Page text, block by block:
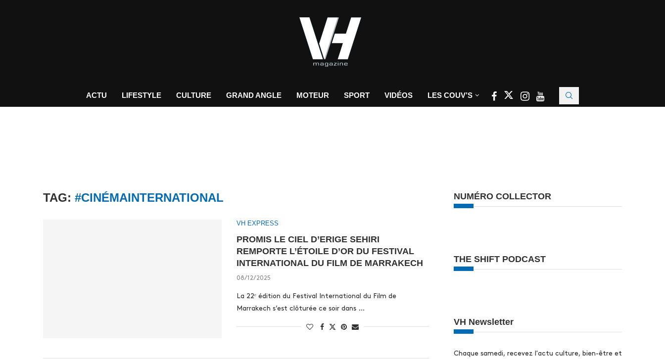
ACTU LIFESTYLE CULTURE GRAND ANGLE MOTEUR SPORT VIDÉOS LES COUV’S
TAG: #CINÉMAINTERNATIONAL
VH EXPRESS
PROMIS LE CIEL D’ERIGE SEHIRI
REMPORTE L’ÉTOILE D’OR DU FESTIVAL
INTERNATIONAL DU FILM DE MARRAKECH
08/12/2025
La 22ᵉ édition du Festival International du Film de
Marrakech s’est clôturée ce soir dans …
NUMÉRO COLLECTOR
THE SHIFT PODCAST
VH Newsletter
Chaque samedi, recevez l'actu culture, bien-être et